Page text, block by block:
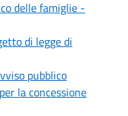
delle famiglie -
di legge di
pubblico
la concessione